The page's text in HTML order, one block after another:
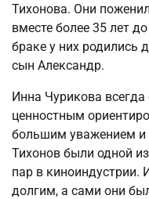
Тихонова. Они
вместе более 35 лет
браке у них родились
сын Александр.
Инна Чурикова
ценностным
большим уважением
Тихонов были одной
пар в киноиндустрии.
долгим, а сами они